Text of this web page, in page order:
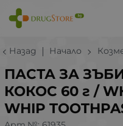
Назад Начало
ПАСТА ЗА
КОКОС 60 г /
WHIP